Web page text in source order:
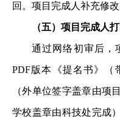
回。项目完成人补充修
（五）项目完成人
通过网络初审后，
PDF版本《提名书》（
（外单位签字盖章由项
学校盖章由科技处完成